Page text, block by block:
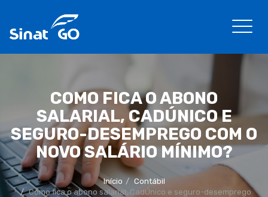
COMO FICA O ABONO
SALARIAL, CADÚNICO E
SEGURO-DESEMPREGO COM O
NOVO SALÁRIO MÍNIMO?
Início
Contábil
Como fica o abono salarial, CadÚnico e seguro-desemprego